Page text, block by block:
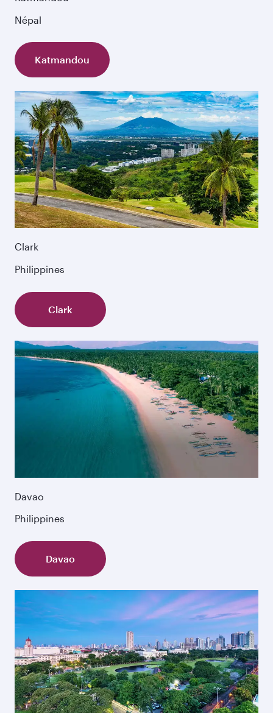
Népal
Katmandou
Clark
Philippines
Clark
Davao
Philippines
Davao